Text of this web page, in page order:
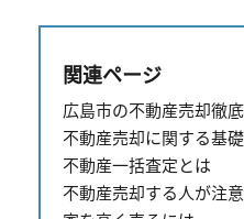
関連ページ
広島市の不動産売却徹
不動産売却に関する基
不動産一括査定とは
不動産売却する人が注